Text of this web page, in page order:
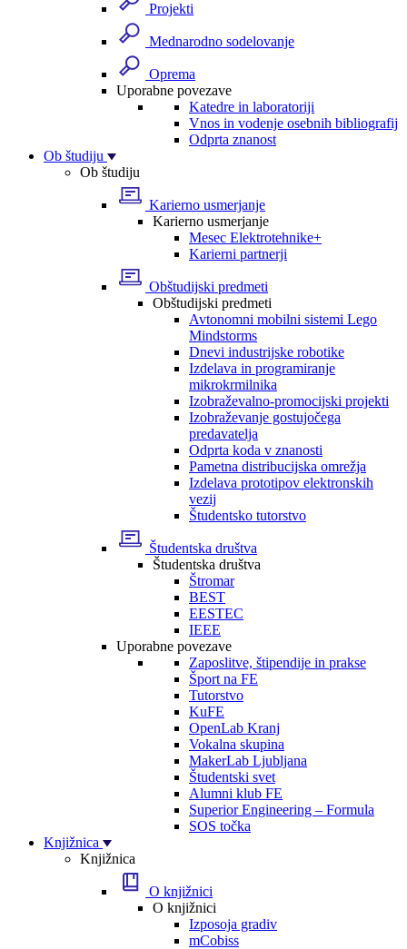
Projekti
Mednarodno sodelovanje
Oprema
Uporabne povezave
Katedre in laboratoriji
Vnos in vodenje osebnih bibliografij
Odprta znanost
Ob študiju
Ob študiju
Karierno usmerjanje
Karierno usmerjanje
Mesec Elektrotehnike+
Karierni partnerji
Obštudijski predmeti
Obštudijski predmeti
Avtonomni mobilni sistemi Lego
Mindstorms
Dnevi industrijske robotike
Izdelava in programiranje
mikrokrmilnika
Izobraževalno-promocijski projekti
Izobraževanje gostujočega
predavatelja
Odprta koda v znanosti
Pametna distribucijska omrežja
Izdelava prototipov elektronskih
vezij
Študentsko tutorstvo
Študentska društva
Študentska društva
Štromar
BEST
EESTEC
IEEE
Uporabne povezave
Zaposlitve, štipendije in prakse
Šport na FE
Tutorstvo
KuFE
OpenLab Kranj
Vokalna skupina
MakerLab Ljubljana
Študentski svet
Alumni klub FE
Superior Engineering – Formula
SOS točka
Knjižnica
Knjižnica
O knjižnici
O knjižnici
Izposoja gradiv
mCobiss